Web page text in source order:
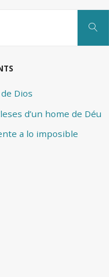
Search
Dios
d’un home de Déu
a lo imposible